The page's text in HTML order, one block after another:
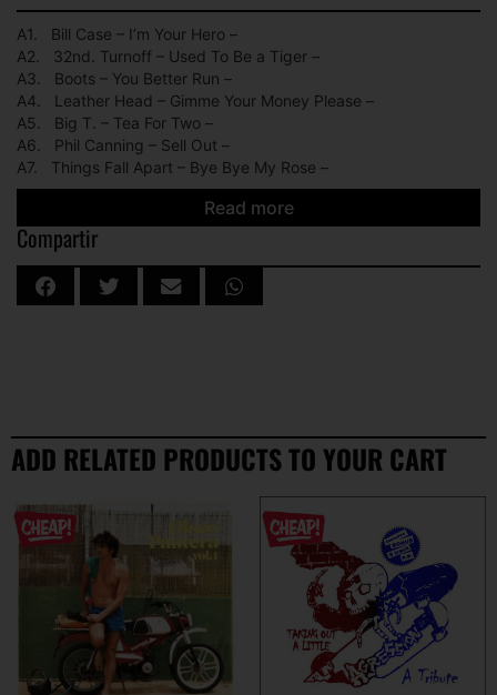
A1. Bill Case – I’m Your Hero –
A2. 32nd. Turnoff – Used To Be a Tiger –
A3. Boots – You Better Run –
A4. Leather Head – Gimme Your Money Please –
A5. Big T. – Tea For Two –
A6. Phil Canning – Sell Out –
A7. Things Fall Apart – Bye Bye My Rose –
B1. Redhead – We Ran And We Ran –
B2. Giggles – Just Another Saturday Night –
B3. Westland Steamboat – Born Under A Bad Sign –
B4. Brother Susan – Flash –
B5. Scruff – Get Out Of My Way –
B6. π r ² – Jerk Rhythm –
Read more
Compartir
ADD RELATED PRODUCTS TO YOUR CART